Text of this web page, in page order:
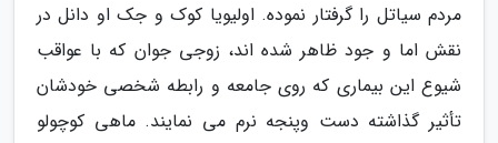
مردم سیاتل را گرفتار نموده. اولیویا کوک و جک او دانل در
نقش اما و جود ظاهر شده اند، زوجی جوان که با عواقب
شیوع این بیماری که روی جامعه و رابطه شخصی خودشان
تأثیر گذاشته دست وپنجه نرم می نمایند. ماهی کوچولو